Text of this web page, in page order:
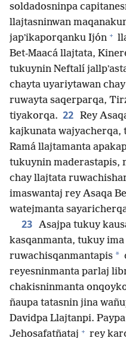
soldadosninpa
llajtasninwan
japʼikaporqanku Ijón +
Bet-Maacá llajtata,
tukuynin Neftalí
chayta uyariytawan
ruwayta saqerparqa,
tiyakorqa. 22 Rey
kajkunata
Ramá llajtamanta
tukuynin maderastapis,
chay llajtata
imaswantaj rey Asaqa
watejmanta
23 Asajpa tukuy
kasqanmanta, tukuy
ruwachisqanmantapis *
reyesninmanta parlaj
chakisninmanta
ñaupa tatasnin jina
Davidpa Llajtanpi.
Jehosafatñataj + rey